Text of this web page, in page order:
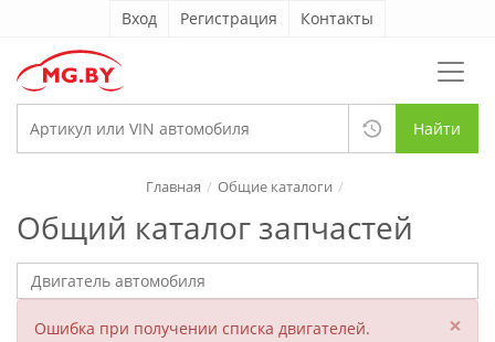
Вход Регистрация Контакты
Найти
Общий каталог запчастей
Главная Общие каталоги
Ошибка при получении списка двигателей. ×